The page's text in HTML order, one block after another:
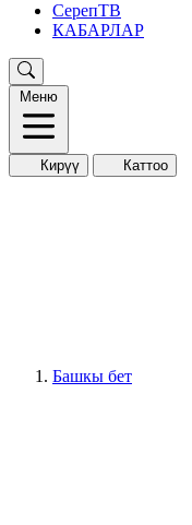
СерепТВ
КАБАРЛАР
Меню
Кирүү Каттоо
Башкы бет